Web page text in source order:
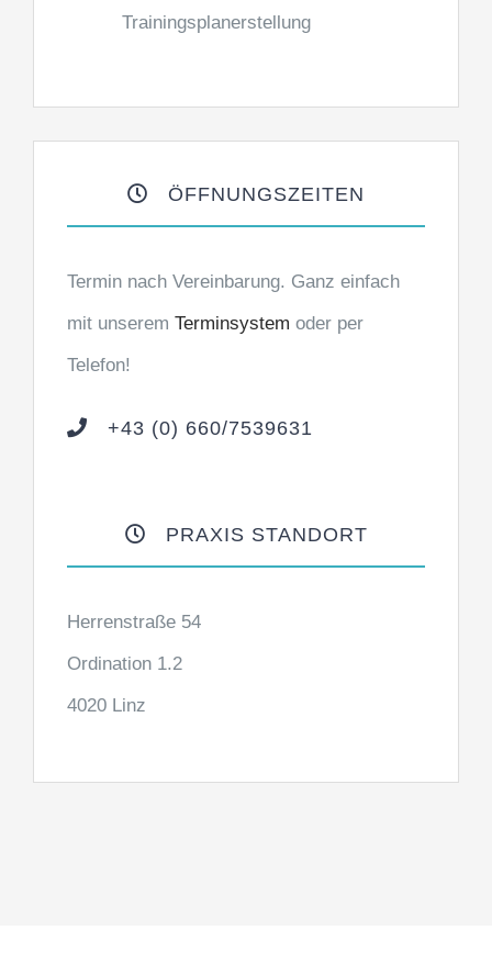
Trainingsplanerstellung
ÖFFNUNGSZEITEN
Termin nach Vereinbarung. Ganz einfach
mit unserem Terminsystem oder per
Telefon!
+43 (0) 660/7539631
PRAXIS STANDORT
Herrenstraße 54
Ordination 1.2
4020 Linz